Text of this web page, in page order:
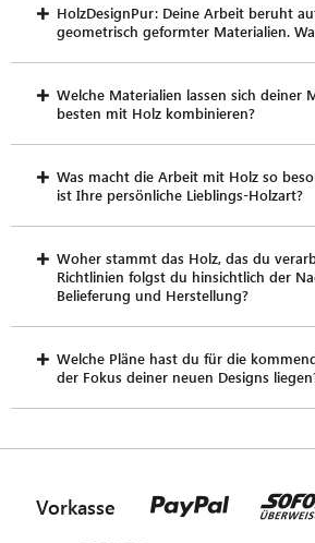
HolzDesignPur: Deine Arbeit beruht
geometrisch geformter Materialien.
Welche Materialien lassen sich deiner
besten mit Holz kombinieren?
Was macht die Arbeit mit Holz so
ist Ihre persönliche Lieblings-Holzart?
Woher stammt das Holz, das du
Richtlinien folgst du hinsichtlich der
Belieferung und Herstellung?
Welche Pläne hast du für die
der Fokus deiner neuen Designs
Vorkasse